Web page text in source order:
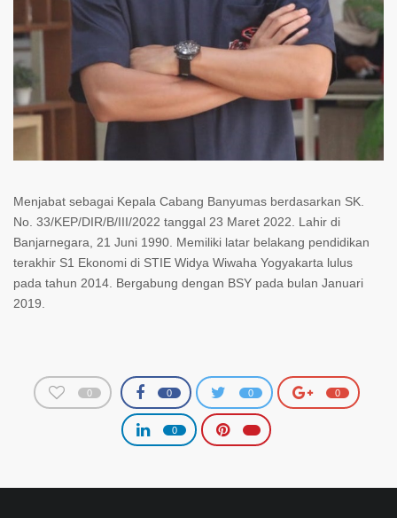
Menjabat sebagai Kepala Cabang Banyumas berdasarkan SK.
No. 33/KEP/DIR/B/III/2022 tanggal 23 Maret 2022. Lahir di
Banjarnegara, 21 Juni 1990. Memiliki latar belakang pendidikan
terakhir S1 Ekonomi di STIE Widya Wiwaha Yogyakarta lulus
pada tahun 2014. Bergabung dengan BSY pada bulan Januari
2019.
0 0 0 0
0